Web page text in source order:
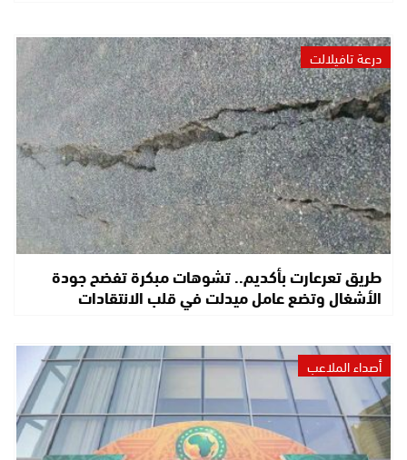
درعة تافيلالت
طريق تعرعارت بأكديم.. تشوهات مبكرة تفضح جودة
الأشغال وتضع عامل ميدلت في قلب الانتقادات
أصداء الملاعب